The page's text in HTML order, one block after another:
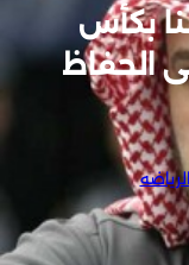
بكأس
الحفاظ
الرياضه